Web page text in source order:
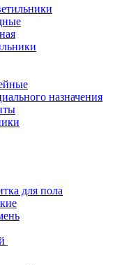
назначения
для пола